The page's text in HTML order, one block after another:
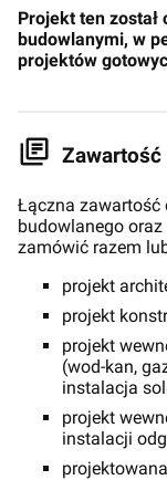
Projekt ten
budowlanymi, w
projektów
Łączna zawartość
budowlanego
zamówić razem
projekt
projekt
projekt
(wod-kan,
instalacja
projekt
instalacji